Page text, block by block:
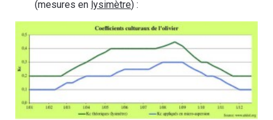
(mesures en lysimètre) :